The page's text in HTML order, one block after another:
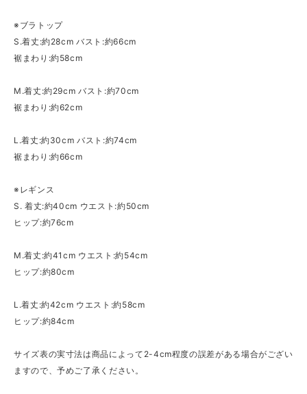
※ブラトップ
S.着丈:約28cm バスト:約66cm
裾まわり:約58cm
M.着丈:約29cm バスト:約70cm
裾まわり:約62cm
L.着丈:約30cm バスト:約74cm
裾まわり:約66cm
※レギンス
S. 着丈:約40cm ウエスト:約50cm
ヒップ:約76cm
M.着丈:約41cm ウエスト:約54cm
ヒップ:約80cm
L.着丈:約42cm ウエスト:約58cm
ヒップ:約84cm
サイズ表の実寸法は商品によって2-4cm程度の誤差がある場合がござい
ますので、予めご了承ください。